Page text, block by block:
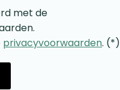
met de
privacyvoorwaarden. (*)